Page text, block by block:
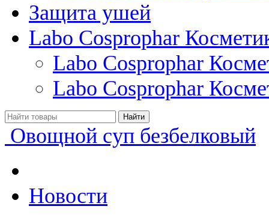
Защита ушей
Labo Cosprophar
Labo Cosprophar
Labo Cosprophar
Овощной суп безбелковый
Новости